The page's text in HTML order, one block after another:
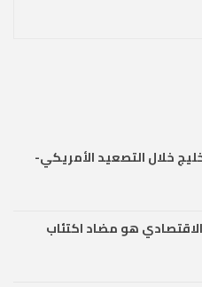
خلال التصعيد الأمريكي-
هو مضاد اكتئاب